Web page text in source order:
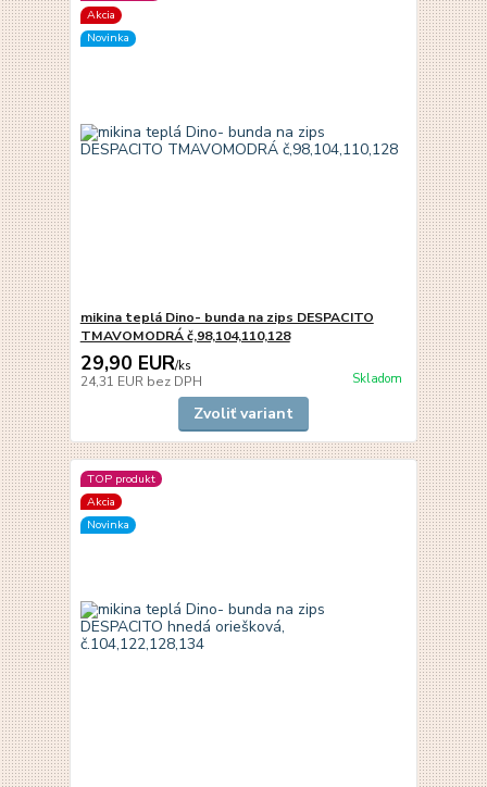
Akcia
Novinka
mikina teplá Dino- bunda na zips DESPACITO
TMAVOMODRÁ č,98,104,110,128
29,90 EUR/ks
24,31 EUR bez DPH Skladom
Zvoliť variant
TOP produkt
Akcia
Novinka